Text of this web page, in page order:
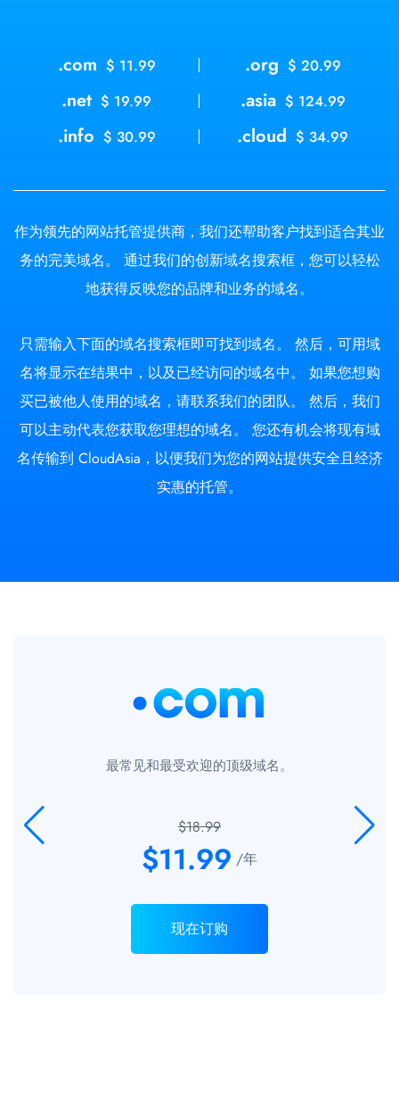
.com $ 11.99 .org $ 20.99
.net $ 19.99 .asia $ 124.99
.info $ 30.99 .cloud $ 34.99
作为领先的网站托管提供商，我们还帮助客户找到适合其业
务的完美域名。 通过我们的创新域名搜索框，您可以轻松
地获得反映您的品牌和业务的域名。
只需输入下面的域名搜索框即可找到域名。 然后，可用域
名将显示在结果中，以及已经访问的域名中。 如果您想购
买已被他人使用的域名，请联系我们的团队。 然后，我们
可以主动代表您获取您理想的域名。 您还有机会将现有域
名传输到 CloudAsia，以便我们为您的网站提供安全且经济
实惠的托管。
最常见和最受欢迎的顶级域名。
$18.99
$11.99 /年
现在订购